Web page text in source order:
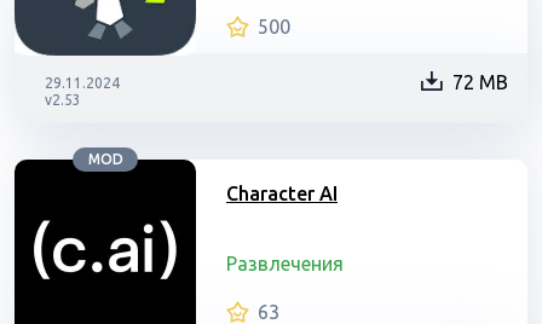
500
29.11.2024
v2.53
72 MB
MOD
Character AI
Развлечения
63